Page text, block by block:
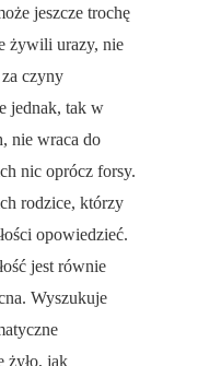
jeszcze trochę
żywili urazy, nie
czyny
jednak, tak w
nie wraca do
nic oprócz forsy.
rodzice, którzy
opowiedzieć.
jest równie
Wyszukuje
żyło, jak